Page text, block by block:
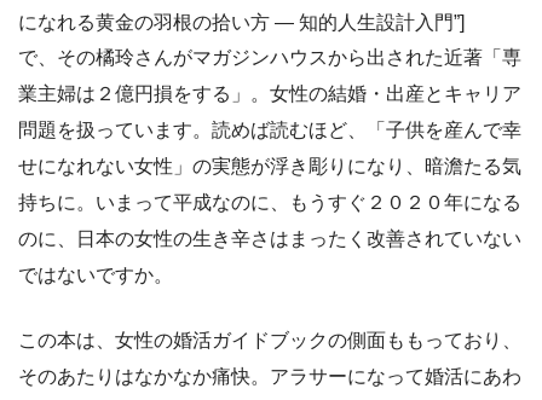
になれる黄金の羽根の拾い方 ― 知的人生設計入門”]
で、その橘玲さんがマガジンハウスから出された近著「専
業主婦は２億円損をする」。女性の結婚・出産とキャリア
問題を扱っています。読めば読むほど、「子供を産んで幸
せになれない女性」の実態が浮き彫りになり、暗澹たる気
持ちに。いまって平成なのに、もうすぐ２０２０年になる
のに、日本の女性の生き辛さはまったく改善されていない
ではないですか。
この本は、女性の婚活ガイドブックの側面ももっており、
そのあたりはなかなか痛快。アラサーになって婚活にあわ